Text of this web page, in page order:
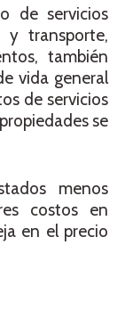
de servicios
y transporte,
también
vida general
de servicios
se
menos
costos en
en el precio